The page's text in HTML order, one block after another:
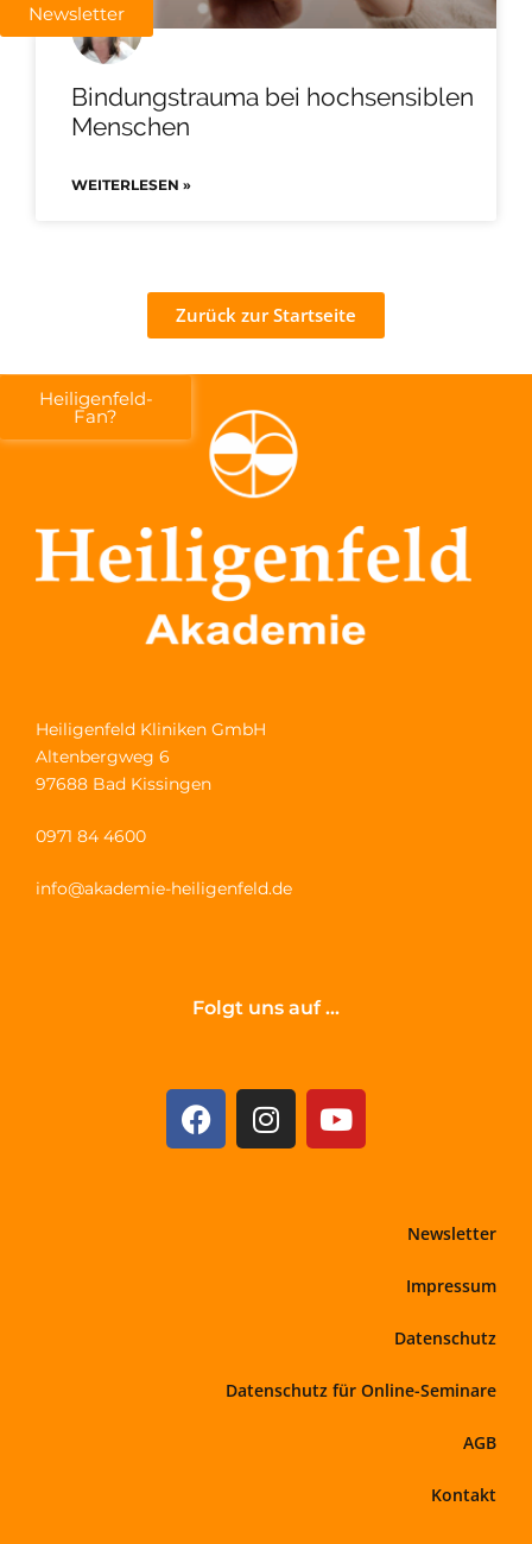
Newsletter
Heiligenfeld-
Fan?
Bindungstrauma bei hochsensiblen
Menschen
WEITERLESEN »
Zurück zur Startseite
Heiligenfeld Kliniken GmbH
Altenbergweg 6
97688 Bad Kissingen
0971 84 4600
info@akademie-heiligenfeld.de
Folgt uns auf ...
Newsletter
Impressum
Datenschutz
Datenschutz für Online-Seminare
AGB
Kontakt